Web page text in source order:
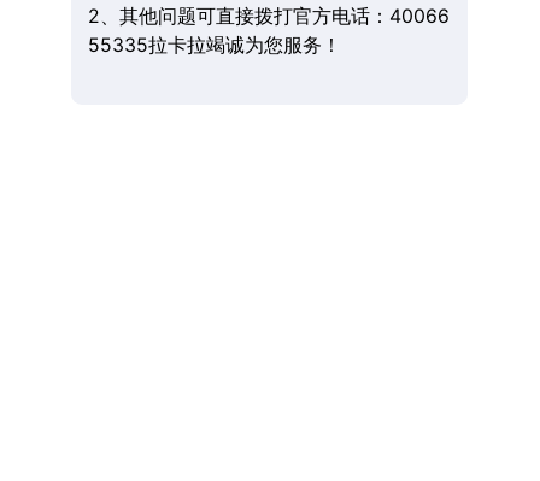
2、其他问题可直接拨打官方电话：40066
55335拉卡拉竭诚为您服务！